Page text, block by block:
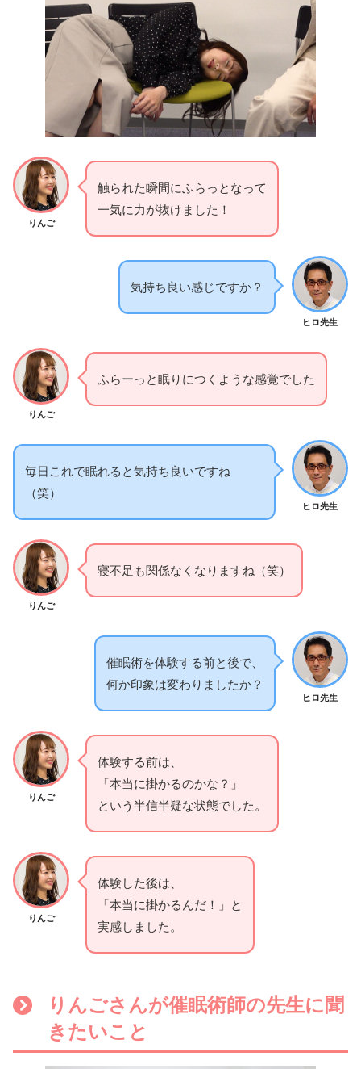
りんご
触られた瞬間にふらっとなって
一気に力が抜けました！
ヒロ先生
気持ち良い感じですか？
りんご
ふらーっと眠りにつくような感覚でした
ヒロ先生
毎日これで眠れると気持ち良いですね
（笑）
りんご
寝不足も関係なくなりますね（笑）
ヒロ先生
催眠術を体験する前と後で、
何か印象は変わりましたか？
りんご
体験する前は、
「本当に掛かるのかな？」
という半信半疑な状態でした。
りんご
体験した後は、
「本当に掛かるんだ！」と
実感しました。
りんごさんが催眠術師の先生に聞
きたいこと